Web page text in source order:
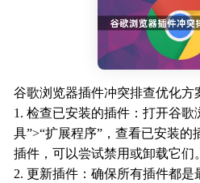
谷歌浏览器插件冲突排查优化方
1. 检查已安装的插件：打开谷
具”>“扩展程序”，查看已安装
插件，可以尝试禁用或卸载它们。
2. 更新插件：确保所有插件都